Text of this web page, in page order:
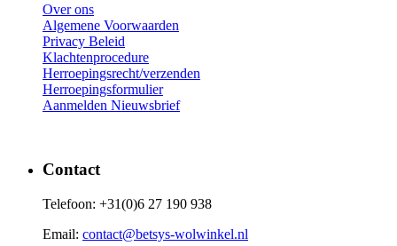
Over ons
Algemene Voorwaarden
Privacy Beleid
Klachtenprocedure
Herroepingsrecht/verzenden
Herroepingsformulier
Aanmelden Nieuwsbrief
Contact
Telefoon: +31(0)6 27 190 938
Email: contact@betsys-wolwinkel.nl